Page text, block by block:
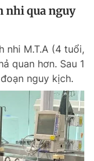
nhi qua nguy
nhi M.T.A (4 tuổi,
quan hơn. Sau 1
nguy kịch.